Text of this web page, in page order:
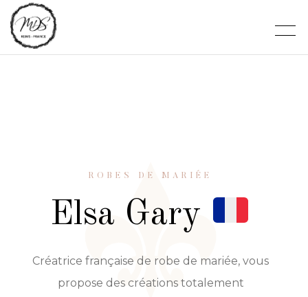
ROBES DE MARIÉE
Elsa Gary
Créatrice française de robe de mariée, vous
propose des créations totalement